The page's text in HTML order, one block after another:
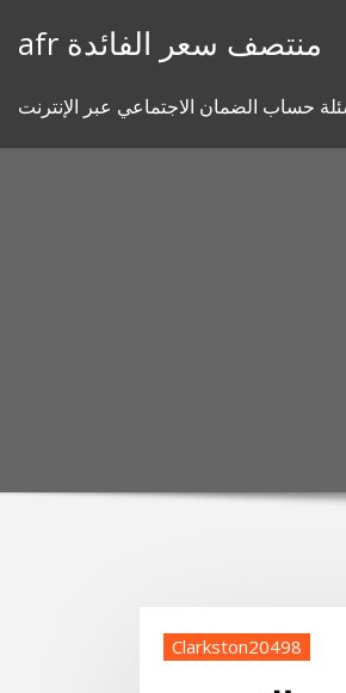
afr منتصف سعر الفائدة
حساب الضمان الاجتماعي عبر الإنترنت
Clarkston20498